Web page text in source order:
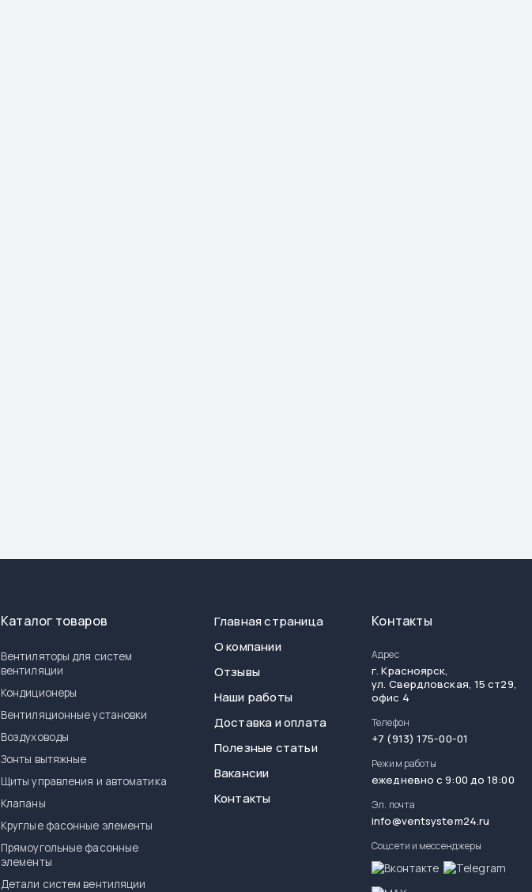
Каталог товаров
Вентиляторы для систем
вентиляции
Кондиционеры
Вентиляционные установки
Воздуховоды
Зонты вытяжные
Щиты управления и автоматика
Клапаны
Круглые фасонные элементы
Прямоугольные фасонные
элементы
Детали систем вентиляции
Главная страница
О компании
Отзывы
Наши работы
Доставка и оплата
Полезные статьи
Вакансии
Контакты
Контакты
Адрес
г.Красноярск,
ул. Свердловская, 15 ст29,
офис 4
Телефон
+7 (913) 175-00-01
Режим работы
ежедневно с 9:00 до 18:00
Эл. почта
info@ventsystem24.ru
Соцсети и мессенджеры